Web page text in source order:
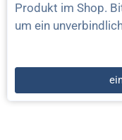
Produkt im Shop.
um ein